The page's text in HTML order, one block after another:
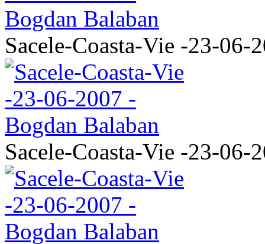
Sacele-Coasta-Vie -23-06-
Sacele-Coasta-Vie -23-06-